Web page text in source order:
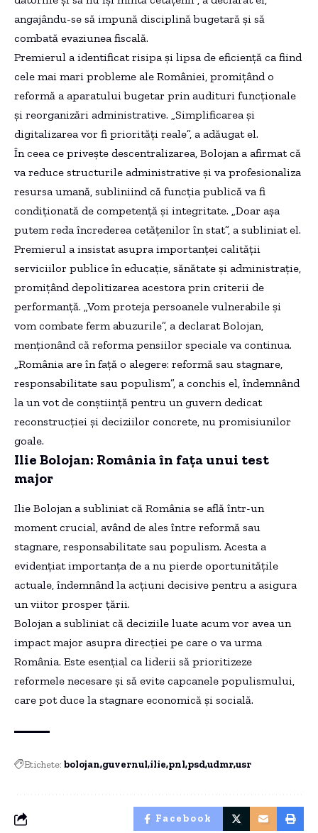
angajându-se să impună disciplină bugetară și să
combată evaziunea fiscală.
Premierul a identificat risipa și lipsa de eficiență ca fiind
cele mai mari probleme ale României, promițând o
reformă a aparatului bugetar prin audituri funcționale
și reorganizări administrative. „Simplificarea și
digitalizarea vor fi priorități reale”, a adăugat el.
În ceea ce privește descentralizarea, Bolojan a afirmat că
va reduce structurile administrative și va profesionaliza
resursa umană, subliniind că funcția publică va fi
condiționată de competență și integritate. „Doar așa
putem reda încrederea cetățenilor în stat”, a subliniat el.
Premierul a insistat asupra importanței calității
serviciilor publice în educație, sănătate și administrație,
promițând depolitizarea acestora prin criterii de
performanță. „Vom proteja persoanele vulnerabile și
vom combate ferm abuzurile”, a declarat Bolojan,
menționând că reforma pensiilor speciale va continua.
„România are în față o alegere: reformă sau stagnare,
responsabilitate sau populism”, a conchis el, îndemnând
la un vot de conștiință pentru un guvern dedicat
reconstrucției și deciziilor concrete, nu promisiunilor
goale.
Ilie Bolojan: România în faţa unui test
major
Ilie Bolojan a subliniat că România se află într-un
moment crucial, având de ales între reformă sau
stagnare, responsabilitate sau populism. Acesta a
evidențiat importanța de a nu pierde oportunitățile
actuale, îndemnând la acțiuni decisive pentru a asigura
un viitor prosper țării.
Bolojan a subliniat că deciziile luate acum vor avea un
impact major asupra direcției pe care o va urma
România. Este esențial ca liderii să prioritizeze
reformele necesare și să evite capcanele populismului,
care pot duce la stagnare economică și socială.
Etichete: bolojan guvernul ilie pnl psdudmrusr
Facebook